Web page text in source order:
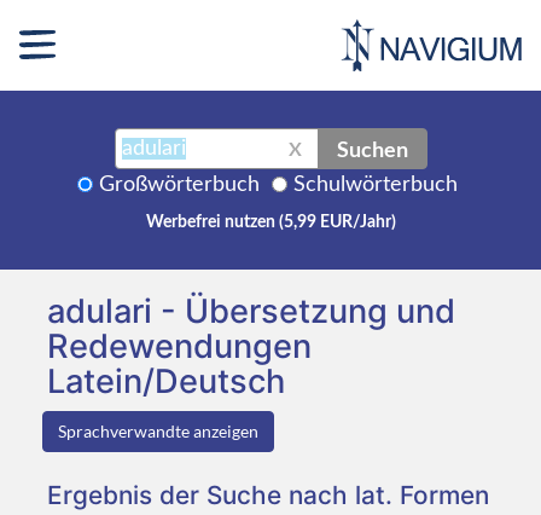
X Suchen
Großwörterbuch Schulwörterbuch
Werbefrei nutzen (5,99 EUR/Jahr)
adulari - Übersetzung und
Redewendungen
Latein/Deutsch
Sprachverwandte anzeigen
Ergebnis der Suche nach lat. Formen